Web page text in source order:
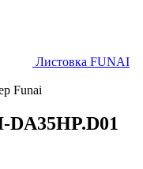
Листовка FUNAI
Funai